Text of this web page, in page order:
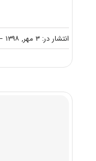
انتشار در: ۳ مهر, ۱۳۹۸